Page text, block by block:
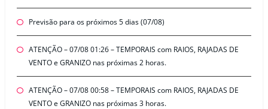
Previsão para os próximos 5 dias (07/08)
ATENÇÃO – 07/08 01:26 – TEMPORAIS com RAIOS, RAJADAS DE
VENTO e GRANIZO nas próximas 2 horas.
ATENÇÃO – 07/08 00:58 – TEMPORAIS com RAIOS, RAJADAS DE
VENTO e GRANIZO nas próximas 3 horas.